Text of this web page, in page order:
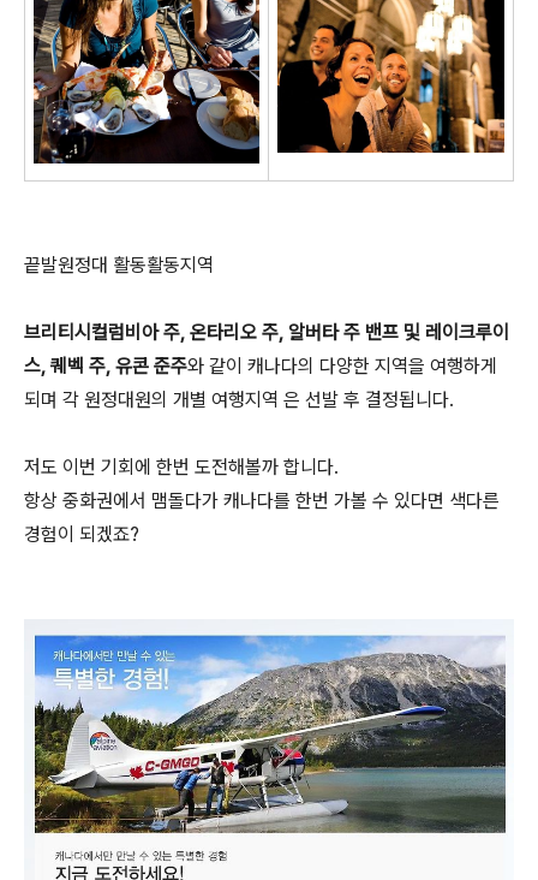
끝발원정대 활동활동지역
브리티시컬럼비아 주, 온타리오 주, 알버타 주 밴프 및 레이크루이
스, 퀘벡 주, 유콘 준주와 같이 캐나다의 다양한 지역을 여행하게
되며 각 원정대원의 개별 여행지역 은 선발 후 결정됩니다.
저도 이번 기회에 한번 도전해볼까 합니다.
항상 중화권에서 맴돌다가 캐나다를 한번 가볼 수 있다면 색다른
경험이 되겠죠?